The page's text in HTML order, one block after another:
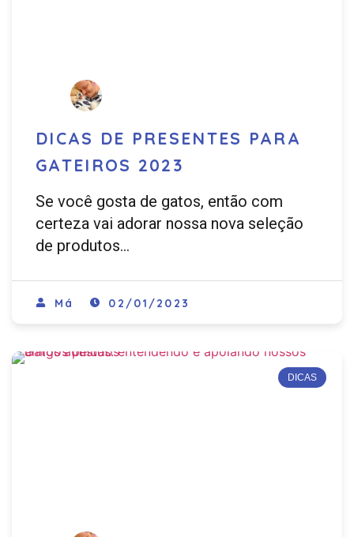
DICAS DE PRESENTES PARA
GATEIROS 2023
Se você gosta de gatos, então com
certeza vai adorar nossa nova seleção
de produtos…
Má 02/01/2023
DICAS